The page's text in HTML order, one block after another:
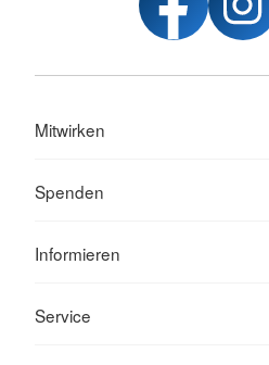
Mitwirken
Spenden
Informieren
Service